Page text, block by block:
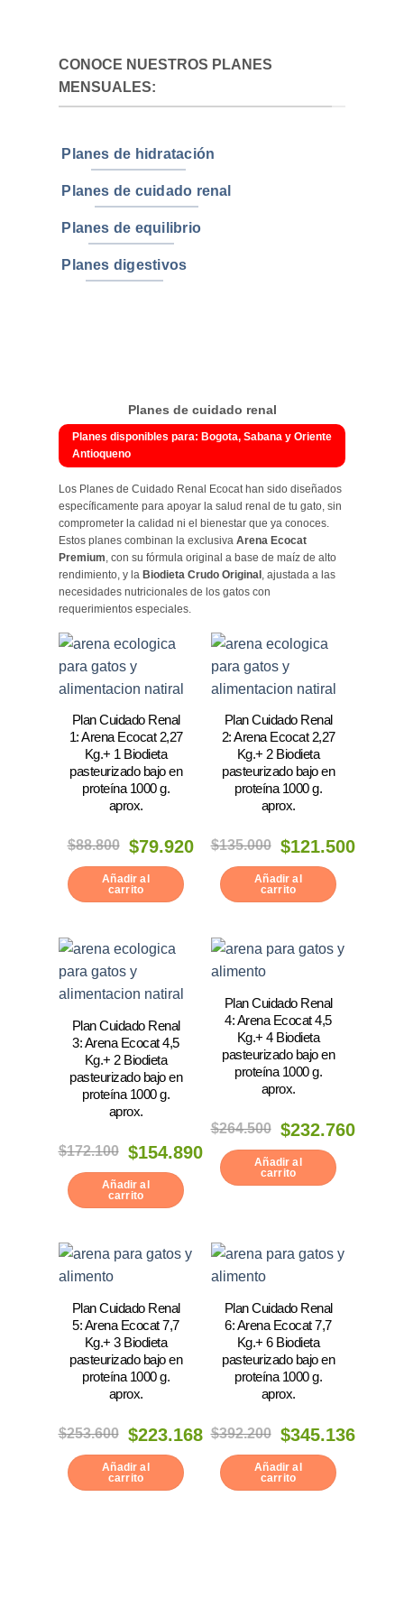
CONOCE NUESTROS PLANES
MENSUALES:
Planes de hidratación
Planes de cuidado renal
Planes de equilibrio
Planes digestivos
Planes de cuidado renal
Planes disponibles para: Bogota, Sabana y Oriente
Antioqueno
Los Planes de Cuidado Renal Ecocat han sido diseñados
específicamente para apoyar la salud renal de tu gato, sin
comprometer la calidad ni el bienestar que ya conoces.
Estos planes combinan la exclusiva Arena Ecocat
Premium, con su fórmula original a base de maíz de alto
rendimiento, y la Biodieta Crudo Original , ajustada a las
necesidades nutricionales de los gatos con
requerimientos especiales.
Plan Cuidado Renal
1: Arena Ecocat 2,27
Kg.+ 1 Biodieta
pasteurizado bajo en
proteína 1000 g.
aprox.
$88.800
El
precio
original
era:
$88.800.
$79.920
El
precio
actual
es:
$79.920.
Añadir al
carrito
Plan Cuidado Renal
2: Arena Ecocat 2,27
Kg.+ 2 Biodieta
pasteurizado bajo en
proteína 1000 g.
aprox.
$135.000
El
precio
original
era:
$135.000.
$121.500
El
precio
actual
es:
$121.500.
Añadir al
carrito
Plan Cuidado Renal
3: Arena Ecocat 4,5
Kg.+ 2 Biodieta
pasteurizado bajo en
proteína 1000 g.
aprox.
$172.100
El
precio
original
era:
$172.100.
$154.890
El
precio
actual
es:
$154.890.
Añadir al
carrito
Plan Cuidado Renal
4: Arena Ecocat 4,5
Kg.+ 4 Biodieta
pasteurizado bajo en
proteína 1000 g.
aprox.
$264.500
El
precio
original
era:
$264.500.
$232.760
El
precio
actual
es:
$232.760.
Añadir al
carrito
Plan Cuidado Renal
5: Arena Ecocat 7,7
Kg.+ 3 Biodieta
pasteurizado bajo en
proteína 1000 g.
aprox.
$253.600
El
precio
original
era:
$253.600.
$223.168
El
precio
actual
es:
$223.168.
Añadir al
carrito
Plan Cuidado Renal
6: Arena Ecocat 7,7
Kg.+ 6 Biodieta
pasteurizado bajo en
proteína 1000 g.
aprox.
$392.200
El
precio
original
era:
$392.200.
$345.136
El
precio
actual
es:
$345.136.
Añadir al
carrito